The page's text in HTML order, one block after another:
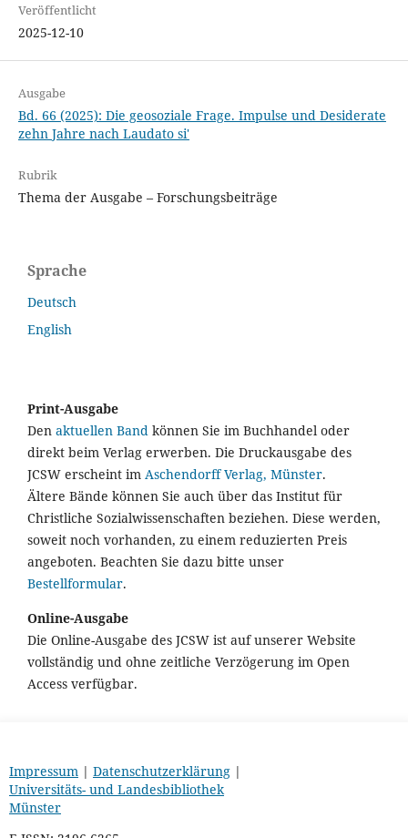
Veröffentlicht
2025-12-10
Ausgabe
Bd. 66 (2025): Die geosoziale Frage. Impulse und Desiderate
zehn Jahre nach Laudato si'
Rubrik
Thema der Ausgabe – Forschungsbeiträge
Sprache
Deutsch
English
Print-Ausgabe
Den aktuellen Band können Sie im Buchhandel oder
direkt beim Verlag erwerben. Die Druckausgabe des
JCSW erscheint im Aschendorff Verlag, Münster.
Ältere Bände können Sie auch über das Institut für
Christliche Sozialwissenschaften beziehen. Diese werden,
soweit noch vorhanden, zu einem reduzierten Preis
angeboten. Beachten Sie dazu bitte unser
Bestellformular.
Online-Ausgabe
Die Online-Ausgabe des JCSW ist auf unserer Website
vollständig und ohne zeitliche Verzögerung im Open
Access verfügbar.
Impressum| Datenschutzerklärung|
Universitäts- und Landesbibliothek
Münster